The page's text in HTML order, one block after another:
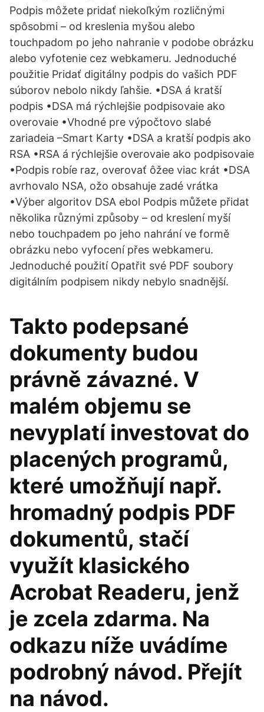
Podpis môžete pridať niekoľkým rozličnými
spôsobmi – od kreslenia myšou alebo
touchpadom po jeho nahranie v podobe obrázku
alebo vyfotenie cez webkameru. Jednoduché
použitie Pridať digitálny podpis do vašich PDF
súborov nebolo nikdy ľahšie. •DSA á kratší
podpis •DSA má rýchlejšie podpisovaie ako
overovaie •Vhodné pre výpočtovo slabé
zariadeia –Smart Karty •DSA a kratší podpis ako
RSA •RSA á rýchlejšie overovaie ako podpisovaie
•Podpis robíe raz, overovať ôžee viac krát •DSA
avrhovalo NSA, ožo obsahuje zadé vrátka
•Výber algoritov DSA ebol Podpis můžete přidat
několika různými způsoby – od kreslení myší
nebo touchpadem po jeho nahrání ve formě
obrázku nebo vyfocení přes webkameru.
Jednoduché použití Opatřit své PDF soubory
digitálním podpisem nikdy nebylo snadnější.
Takto podepsané
dokumenty budou
právně závazné. V
malém objemu se
nevyplatí investovat do
placených programů,
které umožňují např.
hromadný podpis PDF
dokumentů, stačí
využít klasického
Acrobat Readeru, jenž
je zcela zdarma. Na
odkazu níže uvádíme
podrobný návod. Přejít
na návod.